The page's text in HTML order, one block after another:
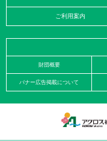
ご利用案内
財団概要
バナー広告掲載について